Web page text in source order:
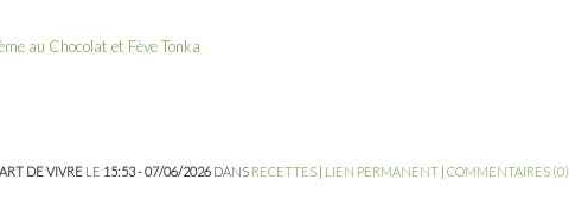
au Chocolat et Fève Tonka
DE VIVRE LE 15:53 - 07/06/2026DANS RECETTES | LIEN PERMANENT | COMMENTAIRES (0)